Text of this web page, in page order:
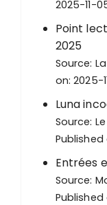
2025-11-
Point
2025
Source:
on: 2025-
Luna
Source:
Published
Entrées
Source:
Published